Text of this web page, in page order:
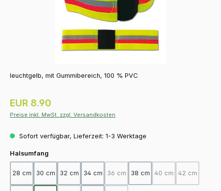
leuchtgelb, mit Gummibereich, 100 % PVC
Regulärer Preis:
EUR 8.90
Preise inkl. MwSt. zzgl. Versandkosten
Sofort verfügbar, Lieferzeit: 1-3 Werktage
Halsumfang
28 cm 30 cm 32 cm 34 cm 36 cm
(Diese Option ist zurzeit nicht
38 cm 40 cm
(Diese Option ist
42 cm
(Diese